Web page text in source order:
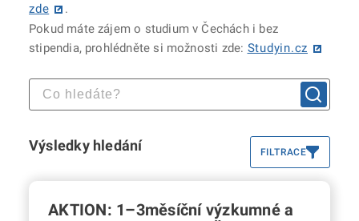
zde
.
Pokud máte zájem o studium v Čechách i bez
stipendia, prohlédněte si možnosti zde: Studyin.cz
Výsledky hledání FILTRACE
AKTION: 1–3měsíční výzkumné a